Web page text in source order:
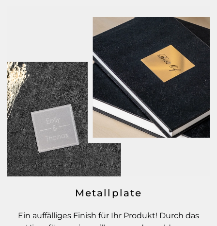
Metallplate
Ein auffälliges Finish für Ihr Produkt! Durch das